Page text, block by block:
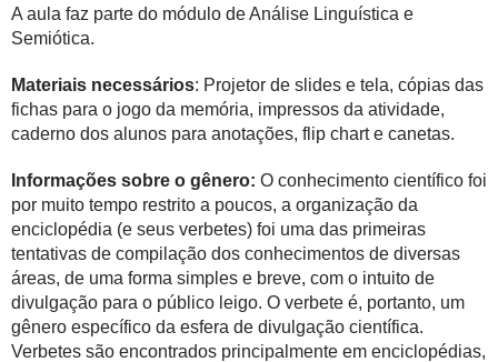
A aula faz parte do módulo de Análise Linguística e
Semiótica.
Materiais necessários: Projetor de slides e tela, cópias das
fichas para o jogo da memória, impressos da atividade,
caderno dos alunos para anotações, flip chart e canetas.
Informações sobre o gênero: O conhecimento científico foi
por muito tempo restrito a poucos, a organização da
enciclopédia (e seus verbetes) foi uma das primeiras
tentativas de compilação dos conhecimentos de diversas
áreas, de uma forma simples e breve, com o intuito de
divulgação para o público leigo. O verbete é, portanto, um
gênero específico da esfera de divulgação científica.
Verbetes são encontrados principalmente em enciclopédias,